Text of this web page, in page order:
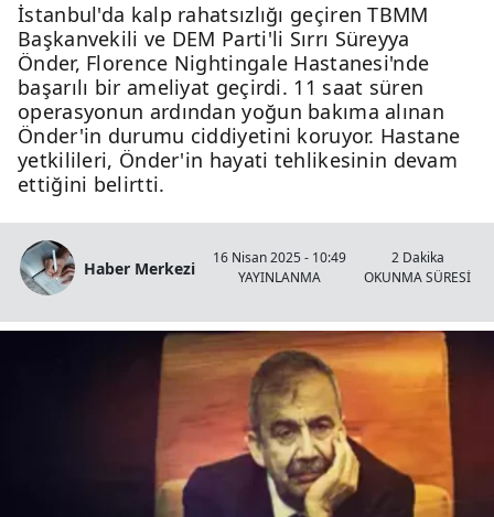
İstanbul'da kalp rahatsızlığı geçiren TBMM
Başkanvekili ve DEM Parti'li Sırrı Süreyya
Önder, Florence Nightingale Hastanesi'nde
başarılı bir ameliyat geçirdi. 11 saat süren
operasyonun ardından yoğun bakıma alınan
Önder'in durumu ciddiyetini koruyor. Hastane
yetkilileri, Önder'in hayati tehlikesinin devam
ettiğini belirtti.
Haber Merkezi
16 Nisan 2025 - 10:49
YAYINLANMA
2 Dakika
OKUNMA SÜRESİ